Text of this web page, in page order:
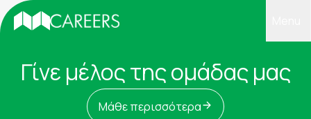
Σχετικά με εμάς
Γίνε μέλος της ομάδας μας
Μάθε περισσότερα